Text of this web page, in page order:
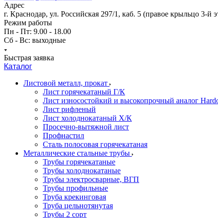
Адрес
г. Краснодар, ул. Российская 297/1, каб. 5 (правое крыльцо 3-й
Режим работы
Пн - Пт: 9.00 - 18.00
Сб - Вс: выходные
Быстрая заявка
Каталог
Листовой металл, прокат
Лист горячекатаный Г/К
Лист износостойкий и высокопрочный аналог
Лист рифленый
Лист холоднокатаный Х/К
Просечно-вытяжной лист
Профнастил
Сталь полосовая горячекатаная
Металлические стальные трубы
Трубы горячекатаные
Трубы холоднокатаные
Трубы электросварные, ВГП
Трубы профильные
Труба крекинговая
Труба цельнотянутая
Трубы 2 сорт